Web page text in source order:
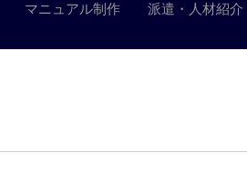
マニュアル制作 派遣・人材紹介